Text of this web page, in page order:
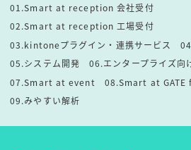
01.Smart at reception 会社受付
02.Smart at reception 工場受付
03.kintoneプラグイン・連携サービス
05.システム開発
06.エンタープライズ向
07.Smart at event
08.Smart at GATE
09.みやすい解析